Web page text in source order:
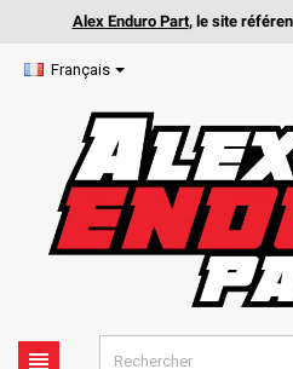
Alex Enduro Part, le site
Français
view_headline